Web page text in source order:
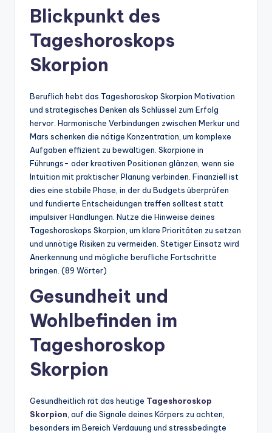
Blickpunkt des
Tageshoroskops
Skorpion
Beruflich hebt das Tageshoroskop Skorpion Motivation
und strategisches Denken als Schlüssel zum Erfolg
hervor. Harmonische Verbindungen zwischen Merkur und
Mars schenken die nötige Konzentration, um komplexe
Aufgaben effizient zu bewältigen. Skorpione in
Führungs- oder kreativen Positionen glänzen, wenn sie
Intuition mit praktischer Planung verbinden. Finanziell ist
dies eine stabile Phase, in der du Budgets überprüfen
und fundierte Entscheidungen treffen solltest statt
impulsiver Handlungen. Nutze die Hinweise deines
Tageshoroskops Skorpion, um klare Prioritäten zu setzen
und unnötige Risiken zu vermeiden. Stetiger Einsatz wird
Anerkennung und mögliche berufliche Fortschritte
bringen. (89 Wörter)
Gesundheit und
Wohlbefinden im
Tageshoroskop
Skorpion
Gesundheitlich rät das heutige Tageshoroskop
Skorpion , auf die Signale deines Körpers zu achten,
besonders im Bereich Verdauung und stressbedingte